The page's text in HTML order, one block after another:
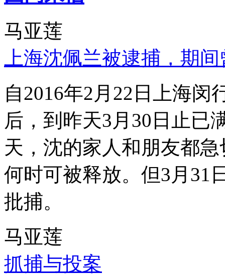
马亚莲
上海沈佩兰被逮捕，期
自2016年2月22日上海
后，到昨天3月30日止已
天，沈的家人和朋友都
何时可被释放。但3月31
批捕。
马亚莲
抓捕与投案